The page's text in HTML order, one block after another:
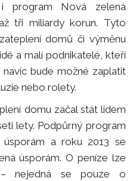
program Nová zelená
tři miliardy korun. Tyto
domů či výměnu
a malí podnikatelé, kteří
bude možné zaplatit
nebo rolety.
domu začal stát lidem
lety. Podpůrný program
a roku 2013 se
úsporám. O peníze lze
nejedná se pouze o